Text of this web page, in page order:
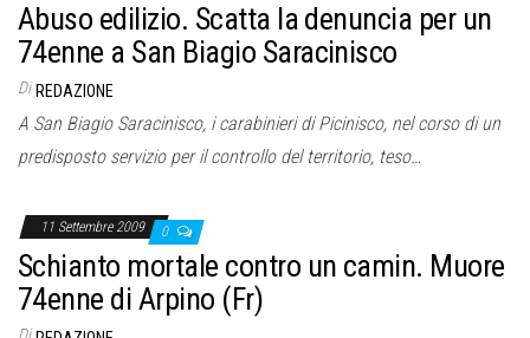
Abuso edilizio. Scatta la denuncia per un
74enne a San Biagio Saracinisco
Di REDAZIONE
A San Biagio Saracinisco, i carabinieri di Picinisco, nel corso di un
predisposto servizio per il controllo del territorio, teso…
11 Settembre 2009 0
Schianto mortale contro un camin. Muore
74enne di Arpino (Fr)
Di